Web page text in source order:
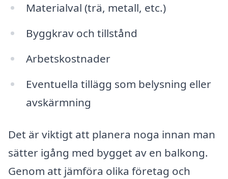
Materialval (trä, metall, etc.)
Byggkrav och tillstånd
Arbetskostnader
Eventuella tillägg som belysning eller
avskärmning
Det är viktigt att planera noga innan man
sätter igång med bygget av en balkong.
Genom att jämföra olika företag och